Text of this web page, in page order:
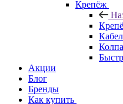
Крепёж
Акции
Блог
Бренды
Как купить